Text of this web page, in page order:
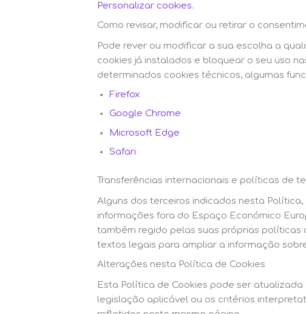
Personalizar cookies.
Como revisar, modificar ou retirar o
Pode rever ou modificar a sua escolha a
cookies já instalados e bloquear o seu uso
determinados cookies técnicos, algumas
Firefox
Google Chrome
Microsoft Edge
Safari
Transferências internacionais e políticas de
Alguns dos terceiros indicados nesta
informações fora do Espaço Económico
também regido pelas suas próprias políticas
textos legais para ampliar a informação
Alterações nesta Política de Cookies
Esta Política de Cookies pode ser
legislação aplicável ou os critérios